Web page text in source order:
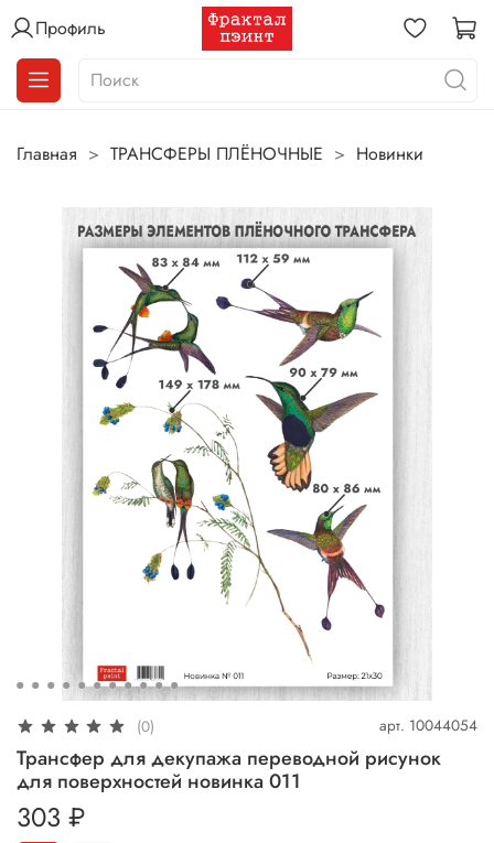
Профиль
Главная ТРАНСФЕРЫ ПЛЁНОЧНЫЕ Новинки
(0) арт. 10044054
Трансфер для декупажа переводной рисунок
для поверхностей новинка 011
303 ₽